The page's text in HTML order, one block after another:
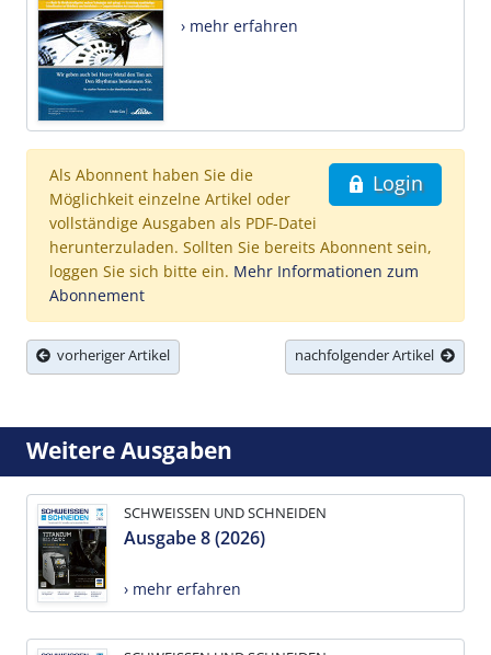
› mehr erfahren
Login
Als Abonnent haben Sie die
Möglichkeit einzelne Artikel oder
vollständige Ausgaben als PDF-Datei
herunterzuladen. Sollten Sie bereits Abonnent sein,
loggen Sie sich bitte ein. Mehr Informationen zum
Abonnement
vorheriger Artikel nachfolgender Artikel
Weitere Ausgaben
SCHWEISSEN UND SCHNEIDEN
Ausgabe 8 (2026)
› mehr erfahren